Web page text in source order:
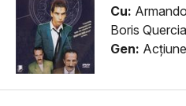
Cu:
Boris Quercia
Gen: